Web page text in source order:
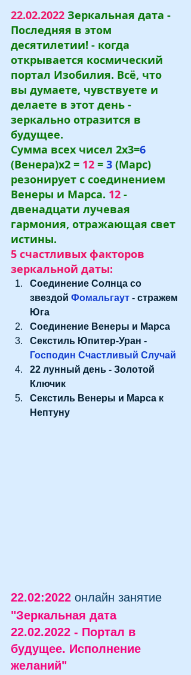
22.02.2022 Зеркальная дата -
Последняя в этом
десятилетии! - когда
открывается космический
портал Изобилия. Всё, что
вы думаете, чувствуете и
делаете в этот день -
зеркально отразится в
будущее.
Сумма всех чисел 2х3=6
(Венера)х2 = 12 = 3 (Марс)
резонирует с соединением
Венеры и Марса. 12 -
двенадцати лучевая
гармония, отражающая свет
истины.
5 счастливых факторов
зеркальной даты:
Соединение Солнца со
звездой Фомальгаут - стражем
Юга
Соединение Венеры и Марса
Секстиль Юпитер-Уран -
Господин Счастливый Случай
22 лунный день - Золотой
Ключик
Секстиль Венеры и Марса к
Нептуну
22.02:2022 онлайн занятие
"Зеркальная дата
22.02.2022 - Портал в
будущее. Исполнение
желаний"